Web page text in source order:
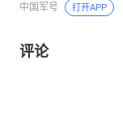
中国军号 打开APP
评论